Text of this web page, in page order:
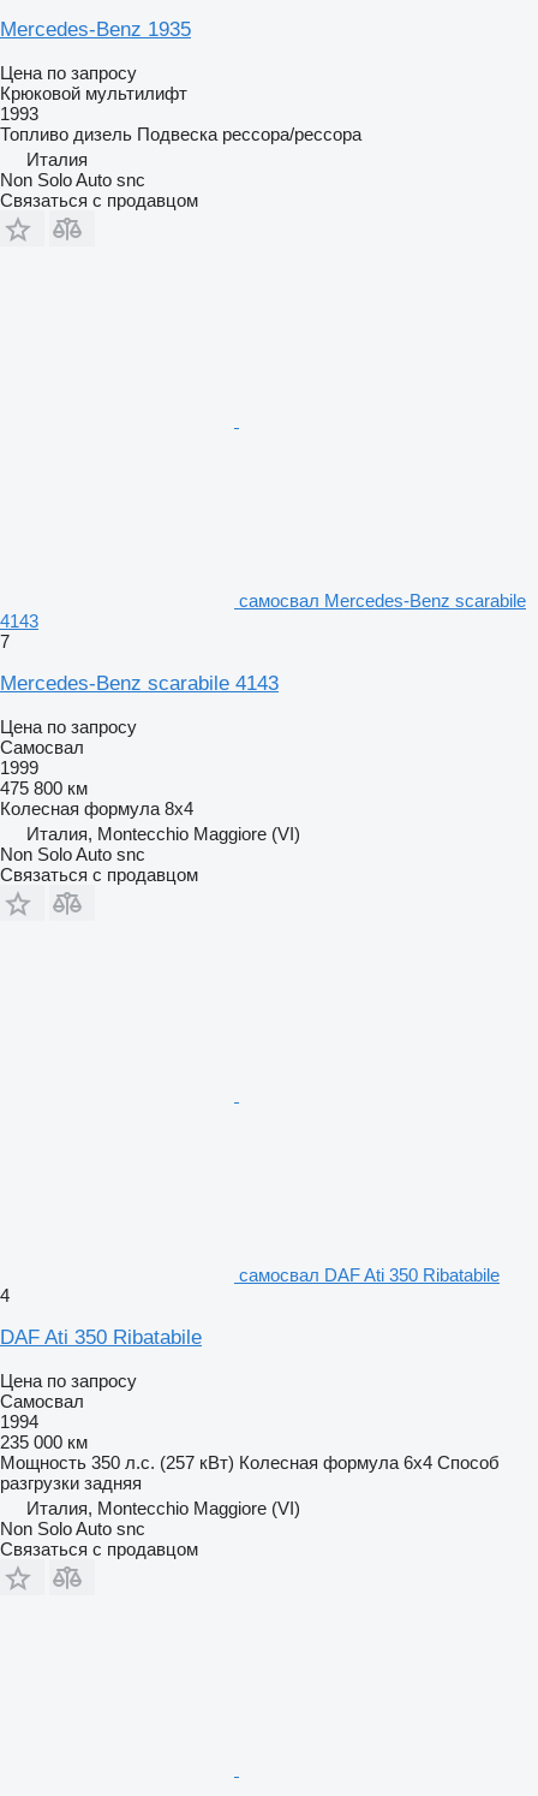
Mercedes-Benz 1935
Цена по запросу
Крюковой мультилифт
1993
Топливо дизель Подвеска рессора/рессора
Италия
Non Solo Auto snc
Связаться с продавцом
самосвал Mercedes-Benz scarabile
4143
7
Mercedes-Benz scarabile 4143
Цена по запросу
Самосвал
1999
475 800 км
Колесная формула 8x4
Италия, Montecchio Maggiore (VI)
Non Solo Auto snc
Связаться с продавцом
самосвал DAF Ati 350 Ribatabile
4
DAF Ati 350 Ribatabile
Цена по запросу
Самосвал
1994
235 000 км
Мощность 350 л.с. (257 кВт) Колесная формула 6x4 Способ
разгрузки задняя
Италия, Montecchio Maggiore (VI)
Non Solo Auto snc
Связаться с продавцом